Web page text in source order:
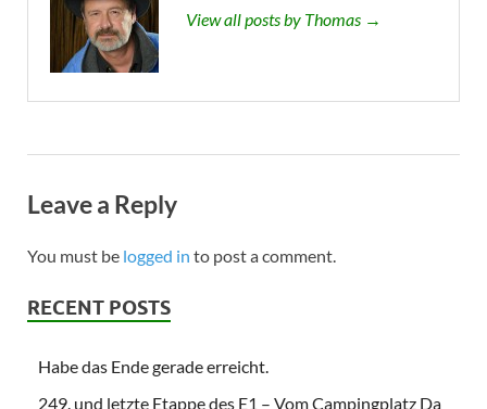
View all posts by Thomas →
Leave a Reply
You must be logged in to post a comment.
RECENT POSTS
Habe das Ende gerade erreicht.
249. und letzte Etappe des E1 – Vom Campingplatz Da